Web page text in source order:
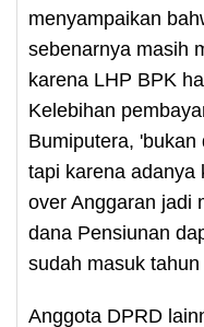
menyampaikan
sebenarnya masih
karena LHP BPK
Kelebihan
Bumiputera,
tapi karena adanya
over Anggaran jadi
dana Pensiunan
sudah masuk
Anggota DPRD